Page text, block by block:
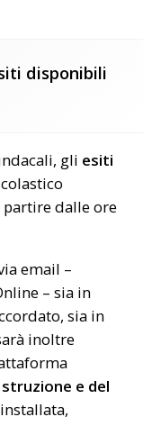
disponibili
gli esiti
dalle ore
email –
– sia in
sia in
inoltre
e del